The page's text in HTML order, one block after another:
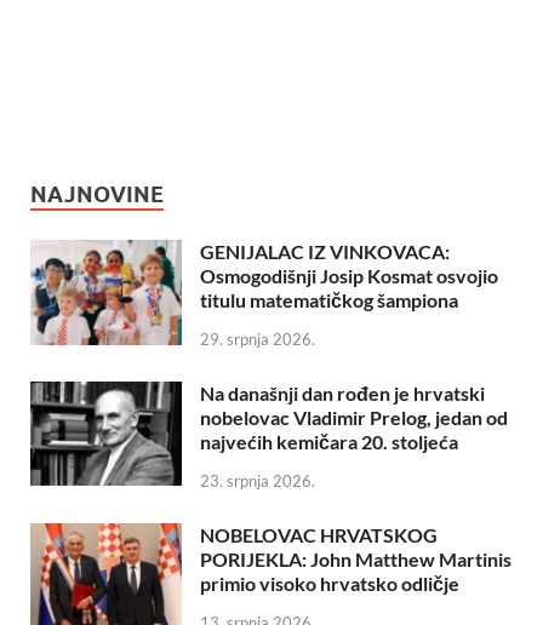
NAJNOVINE
GENIJALAC IZ VINKOVACA:
Osmogodišnji Josip Kosmat osvojio
titulu matematičkog šampiona
29. srpnja 2026.
Na današnji dan rođen je hrvatski
nobelovac Vladimir Prelog, jedan od
najvećih kemičara 20. stoljeća
23. srpnja 2026.
NOBELOVAC HRVATSKOG
PORIJEKLA: John Matthew Martinis
primio visoko hrvatsko odličje